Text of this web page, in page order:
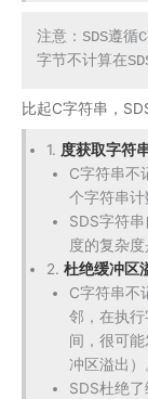
注意：SDS遵循
字节不计算在
比起C字符串，
1. 度获取字符
C字符串不
个字符串
SDS字符
度的复杂度
2.杜绝缓冲区
C字符串不
邻，在执
间，很可
冲区溢出）
SDS杜绝